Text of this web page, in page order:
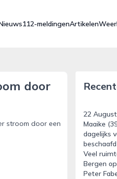
112-meldingenArtikelenWeer
door
stroom door een
22
Maaike
dagelijks
Veel
Bergen
Peter